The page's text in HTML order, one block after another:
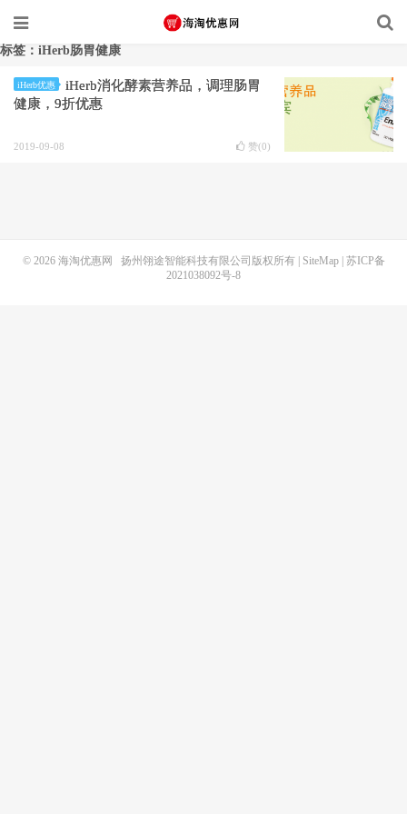
标签：iHerb肠胃健康
iHerb优惠
iHerb消化酵素营养品，调理肠胃
健康，9折优惠
2019-09-08 赞(0)
© 2026 海淘优惠网 扬州翎途智能科技有限公司版权所有 | SiteMap| 苏ICP备
2021038092号-8